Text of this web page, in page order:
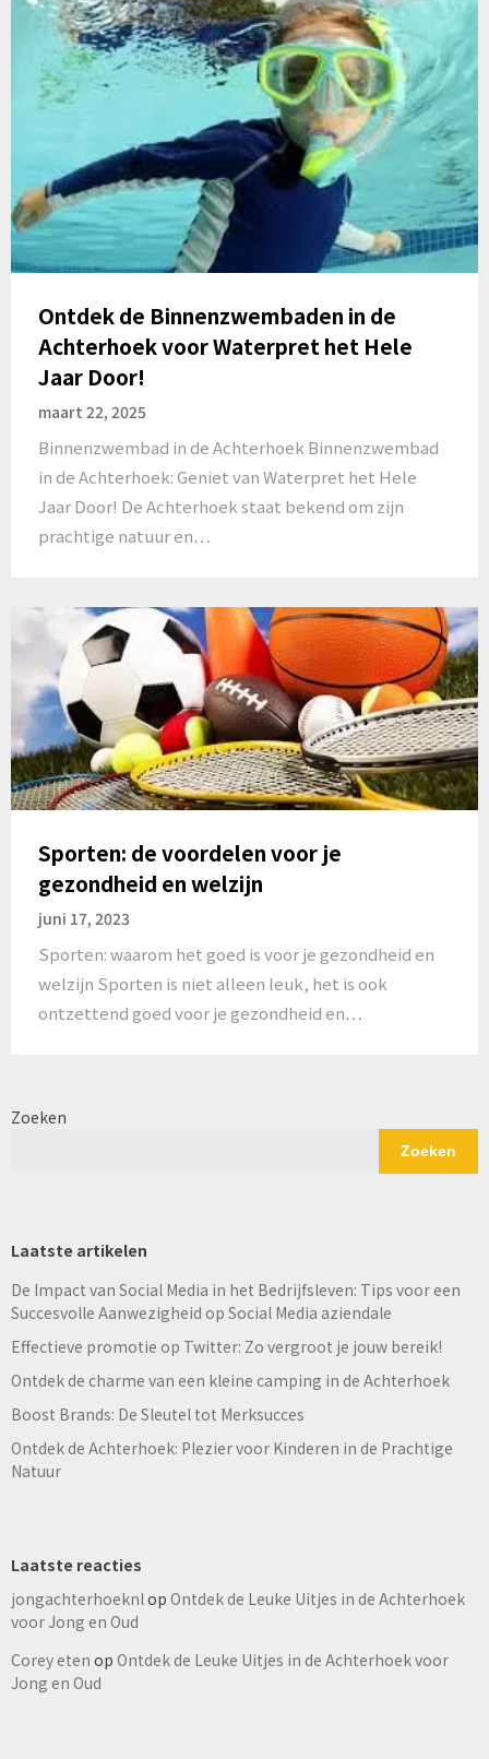
Ontdek de Binnenzwembaden in de
Achterhoek voor Waterpret het Hele
Jaar Door!
maart 22, 2025
Binnenzwembad in de Achterhoek Binnenzwembad
in de Achterhoek: Geniet van Waterpret het Hele
Jaar Door! De Achterhoek staat bekend om zijn
prachtige natuur en…
Sporten: de voordelen voor je
gezondheid en welzijn
juni 17, 2023
Sporten: waarom het goed is voor je gezondheid en
welzijn Sporten is niet alleen leuk, het is ook
ontzettend goed voor je gezondheid en…
Zoeken
Zoeken
Laatste artikelen
De Impact van Social Media in het Bedrijfsleven: Tips voor een
Succesvolle Aanwezigheid op Social Media aziendale
Effectieve promotie op Twitter: Zo vergroot je jouw bereik!
Ontdek de charme van een kleine camping in de Achterhoek
Boost Brands: De Sleutel tot Merksucces
Ontdek de Achterhoek: Plezier voor Kinderen in de Prachtige
Natuur
Laatste reacties
jongachterhoeknlop Ontdek de Leuke Uitjes in de Achterhoek
voor Jong en Oud
Corey eten op Ontdek de Leuke Uitjes in de Achterhoek voor
Jong en Oud